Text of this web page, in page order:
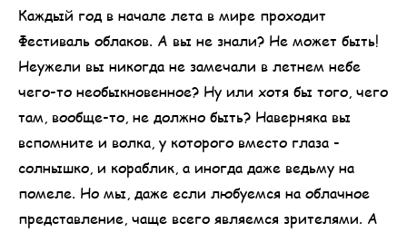
Каждый год в начале лета в мире проходит
Фестиваль облаков. А вы не знали? Не может быть!
Неужели вы никогда не замечали в летнем небе
чего-то необыкновенное? Ну или хотя бы того, чего
там, вообще-то, не должно быть? Наверняка вы
вспомните и волка, у которого вместо глаза -
солнышко, и кораблик, а иногда даже ведьму на
помеле. Но мы, даже если любуемся на облачное
представление, чаще всего являемся зрителями. А